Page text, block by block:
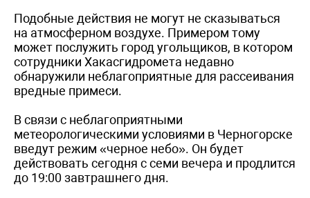
Подобные действия не могут не сказываться
на атмосферном воздухе. Примером тому
может послужить город угольщиков, в котором
сотрудники Хакасгидромета недавно
обнаружили неблагоприятные для рассеивания
вредные примеси.
В связи с неблагоприятными
метеорологическими условиями в Черногорске
введут режим «черное небо». Он будет
действовать сегодня с семи вечера и продлится
до 19:00 завтрашнего дня.